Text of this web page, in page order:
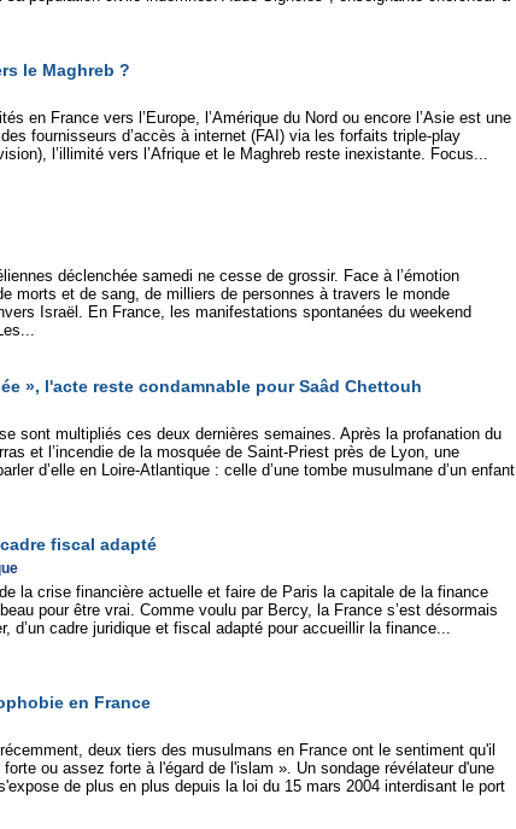
le Maghreb ?
en France vers l’Europe, l’Amérique du Nord ou encore l’Asie est une
fournisseurs d’accès à internet (FAI) via les forfaits triple-play
l’illimité vers l’Afrique et le Maghreb reste inexistante. Focus...
déclenchée samedi ne cesse de grossir. Face à l’émotion
morts et de sang, de milliers de personnes à travers le monde
Israël. En France, les manifestations spontanées du weekend
», l'acte reste condamnable pour Saâd Chettouh
sont multipliés ces deux dernières semaines. Après la profanation du
et l’incendie de la mosquée de Saint-Priest près de Lyon, une
d’elle en Loire-Atlantique : celle d’une tombe musulmane d’un enfant
fiscal adapté
la crise financière actuelle et faire de Paris la capitale de la finance
pour être vrai. Comme voulu par Bercy, la France s’est désormais
d’un cadre juridique et fiscal adapté pour accueillir la finance...
en France
deux tiers des musulmans en France ont le sentiment qu'il
ou assez forte à l'égard de l'islam ». Un sondage révélateur d'une
de plus en plus depuis la loi du 15 mars 2004 interdisant le port